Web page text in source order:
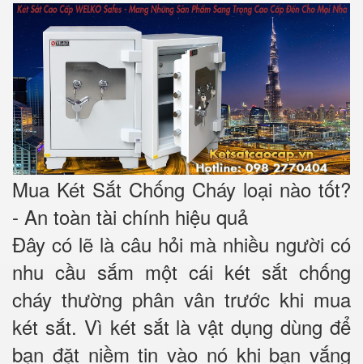
Mua Két Sắt Chống Cháy loại nào tốt?
- An toàn tài chính hiệu quả
Đây có lẽ là câu hỏi mà nhiều người có
nhu cầu sắm một cái két sắt chống
cháy thường phân vân trước khi mua
két sắt. Vì két sắt là vật dụng dùng để
bạn đặt niềm tin vào nó khi bạn vắng